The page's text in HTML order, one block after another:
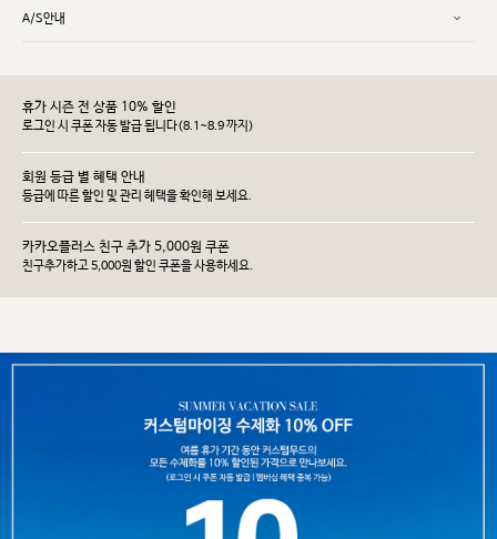
A/S안내
휴가 시즌 전 상품 10% 할인
로그인 시 쿠폰 자동 발급 됩니다(8.1~8.9 까지)
회원 등급 별 혜택 안내
등급에 따른 할인 및 관리 헤택을 확인해 보세요.
카카오플러스 친구 추가 5,000원 쿠폰
친구추가하고 5,000원 할인 쿠폰을 사용하세요.